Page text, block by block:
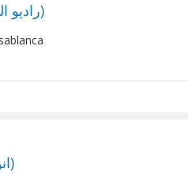
Radio Maroc 212 (راديو المغرب 212)
INWI Radio HIT(انوي راديو هيت)